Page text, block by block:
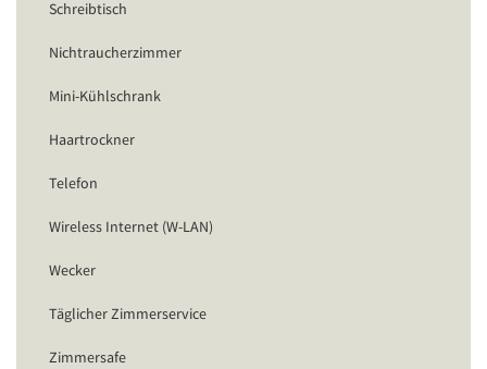
Schreibtisch
Nichtraucherzimmer
Mini-Kühlschrank
Haartrockner
Telefon
Wireless Internet (W-LAN)
Wecker
Täglicher Zimmerservice
Zimmersafe